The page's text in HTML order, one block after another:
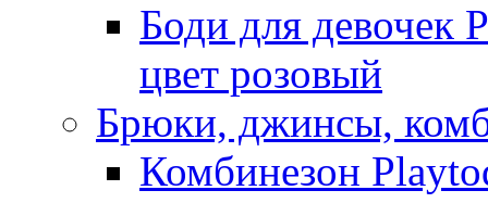
Боди для девочек
цвет розовый
Брюки, джинсы,
Комбинезон